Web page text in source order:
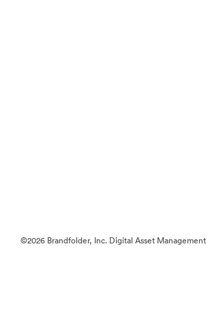
©2026 Brandfolder, Inc. Digital Asset Management